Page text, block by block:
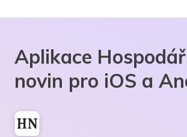
Aplikace
novin pro iOS a